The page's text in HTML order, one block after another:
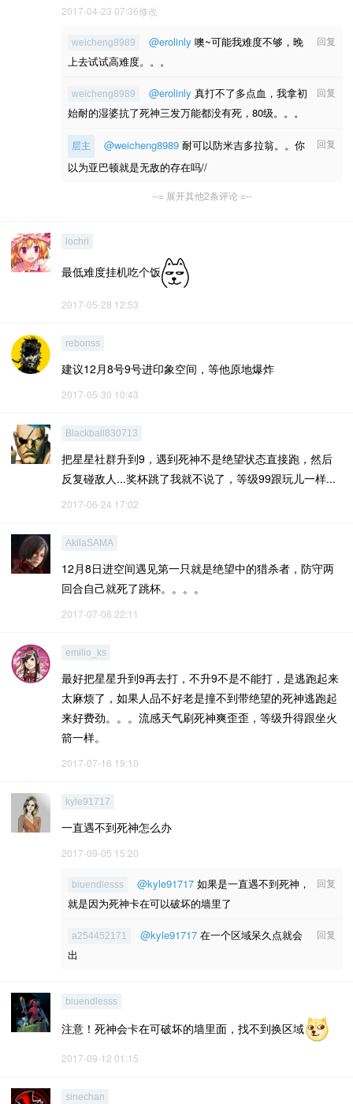
2017-04-23 07:36修改
回复
weicheng8989 @erolinly 噢~可能我难度不够，晚
上去试试高难度。。。
回复
weicheng8989 @erolinly 真打不了多点血，我拿初
始耐的湿婆抗了死神三发万能都没有死，80级。。。
回复
层主 @weicheng8989 耐可以防米吉多拉翁。。你
以为亚巴顿就是无敌的存在吗//
--= 展开其他2条评论 =--
lochri
最低难度挂机吃个饭
2017-05-28 12:53
rebonss
建议12月8号9号进印象空间，等他原地爆炸
2017-05-30 10:43
Blackball830713
把星星社群升到9，遇到死神不是绝望状态直接跑，然后
反复碰敌人...奖杯跳了我就不说了，等级99跟玩儿一样...
2017-06-24 17:02
AkilaSAMA
12月8日进空间遇见第一只就是绝望中的猎杀者，防守两
回合自己就死了跳杯。。。。
2017-07-08 22:11
emilio_ks
最好把星星升到9再去打，不升9不是不能打，是逃跑起来
太麻烦了，如果人品不好老是撞不到带绝望的死神逃跑起
来好费劲。。。流感天气刷死神爽歪歪，等级升得跟坐火
箭一样。
2017-07-16 19:10
kyle91717
一直遇不到死神怎么办
2017-09-05 15:20
回复
biuendlesss @kyle91717 如果是一直遇不到死神，
就是因为死神卡在可以破坏的墙里了
回复
a254452171 @kyle91717 在一个区域呆久点就会
出
biuendlesss
注意！死神会卡在可破坏的墙里面，找不到换区域
2017-09-12 01:15
sinechan